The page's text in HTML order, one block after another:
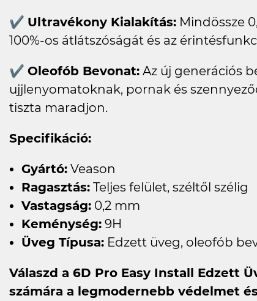
✔ Ultravékony Kialakítás: Mindössze
100%-os átlátszóságát és az
✔ Oleofób Bevonat: Az új generációs
ujjlenyomatoknak, pornak és
tiszta maradjon.
Specifikáció:
Gyártó: Veason
Ragasztás: Teljes felület, széltől szélig
Vastagság: 0,2 mm
Keménység: 9H
Üveg Típusa: Edzett üveg, oleofób
Válaszd a 6D Pro Easy Install Edzett
számára a legmodernebb védelmet